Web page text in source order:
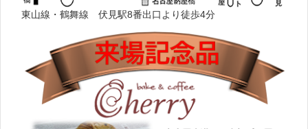
東山線・鶴舞線 伏見駅8番出口より徒歩4分